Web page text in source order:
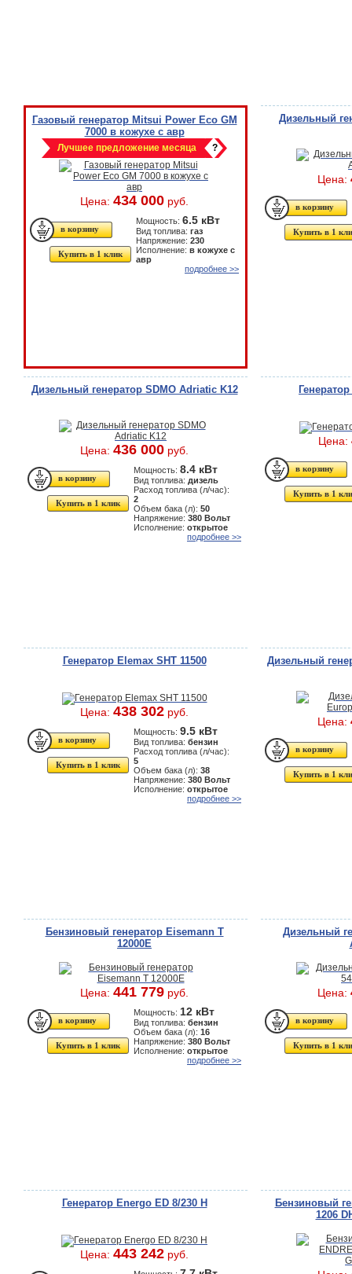
Газовый генератор Mitsui Power Eco GM
7000 в кожухе с авр
Лучшее предложение месяца ?
Цена: 434 000 руб.
Купить в 1 клик
Мощность: 6.5 кВт
Вид топлива: газ
Напряжение: 230
Исполнение: в кожухе с
авр
подробнее >>
Дизельный
Цена:
Купить в 1
Дизельный генератор SDMO Adriatic K12
Цена: 436 000 руб.
Купить в 1 клик
Мощность: 8.4 кВт
Вид топлива: дизель
Расход топлива (л/час):
2
Объем бака (л): 50
Напряжение: 380 Вольт
Исполнение: открытое
подробнее >>
Цена:
Купить в 1
Генератор Elemax SHT 11500
Цена: 438 302 руб.
Купить в 1 клик
Мощность: 9.5 кВт
Вид топлива: бензин
Расход топлива (л/час):
5
Объем бака (л): 38
Напряжение: 380 Вольт
Исполнение: открытое
подробнее >>
Дизельный
Цена:
Купить в 1
Бензиновый генератор Eisemann T
12000E
Цена: 441 779 руб.
Купить в 1 клик
Мощность: 12 кВт
Вид топлива: бензин
Объем бака (л): 16
Напряжение: 380 Вольт
Исполнение: открытое
подробнее >>
Дизельный
Цена:
Купить в 1
Генератор Energo ED 8/230 H
Цена: 443 242 руб.
Бензиновый
1206